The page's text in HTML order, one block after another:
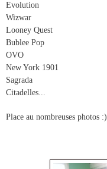
Evolution
Wizwar
Looney Quest
Bublee Pop
OVO
New York 1901
Sagrada
Citadelles...
Place au nombreuses photos :)